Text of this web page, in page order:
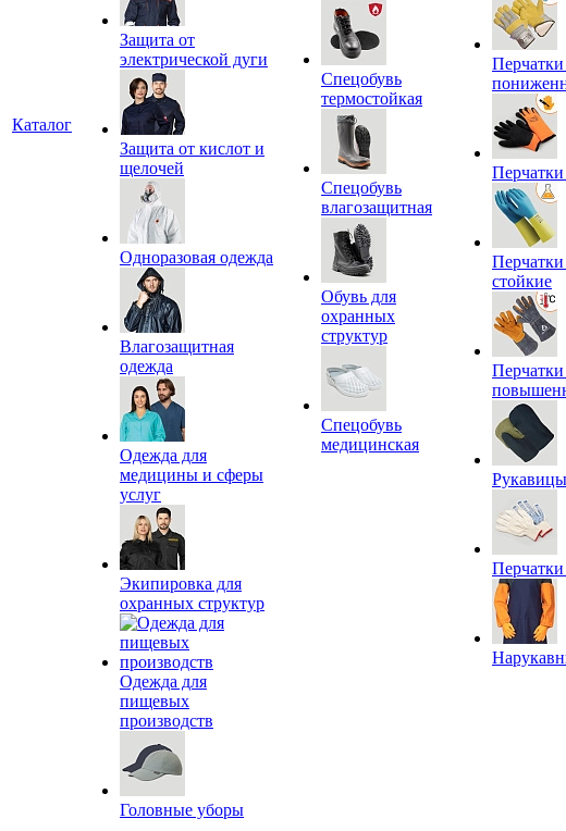
Каталог
Защита от
электрической дуги
Защита от кислот и
щелочей
Одноразовая одежда
Влагозащитная
одежда
Одежда для
медицины и сферы
услуг
Экипировка для
охранных структур
Одежда для
пищевых
производств
Головные уборы
Спецобувь
термостойкая
Спецобувь
влагозащитная
Обувь для
охранных
структур
Спецобувь
медицинская
Перчатки
Перчатки
стойкие
Перчатки
Рукавицы